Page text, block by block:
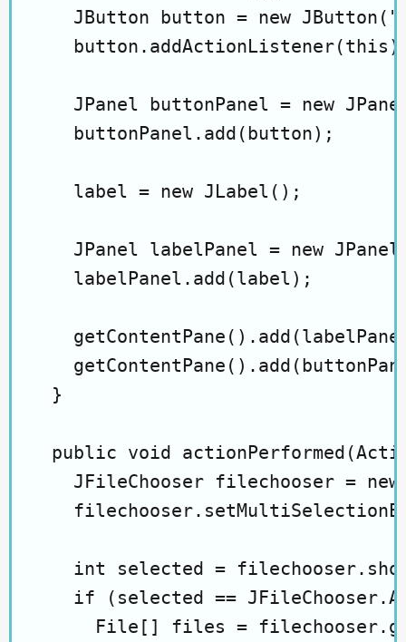
JButton button = new
JPanel buttonPanel = new
    buttonPanel.add(button);
    label = new JLabel();
JPanel labelPanel = new
    labelPanel.add(label);
  }
public void
JFileChooser filechooser =
int selected =
if (selected ==
File[] files =